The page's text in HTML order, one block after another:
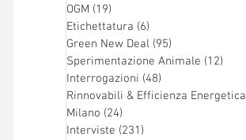
OGM (19)
Etichettatura (6)
Green New Deal (95)
Sperimentazione Animale (12)
Interrogazioni (48)
Rinnovabili & Efficienza Energetica
Milano (24)
Interviste (231)